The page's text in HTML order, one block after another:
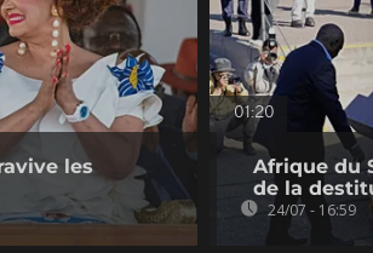
les
01:20
Afrique du
de la
24/07 - 16:59